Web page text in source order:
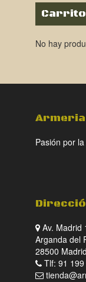
Carrito
No hay
Armeria
Pasión por
Av. Madrid
Arganda del
28500 Madrid
Tlf: 91 199